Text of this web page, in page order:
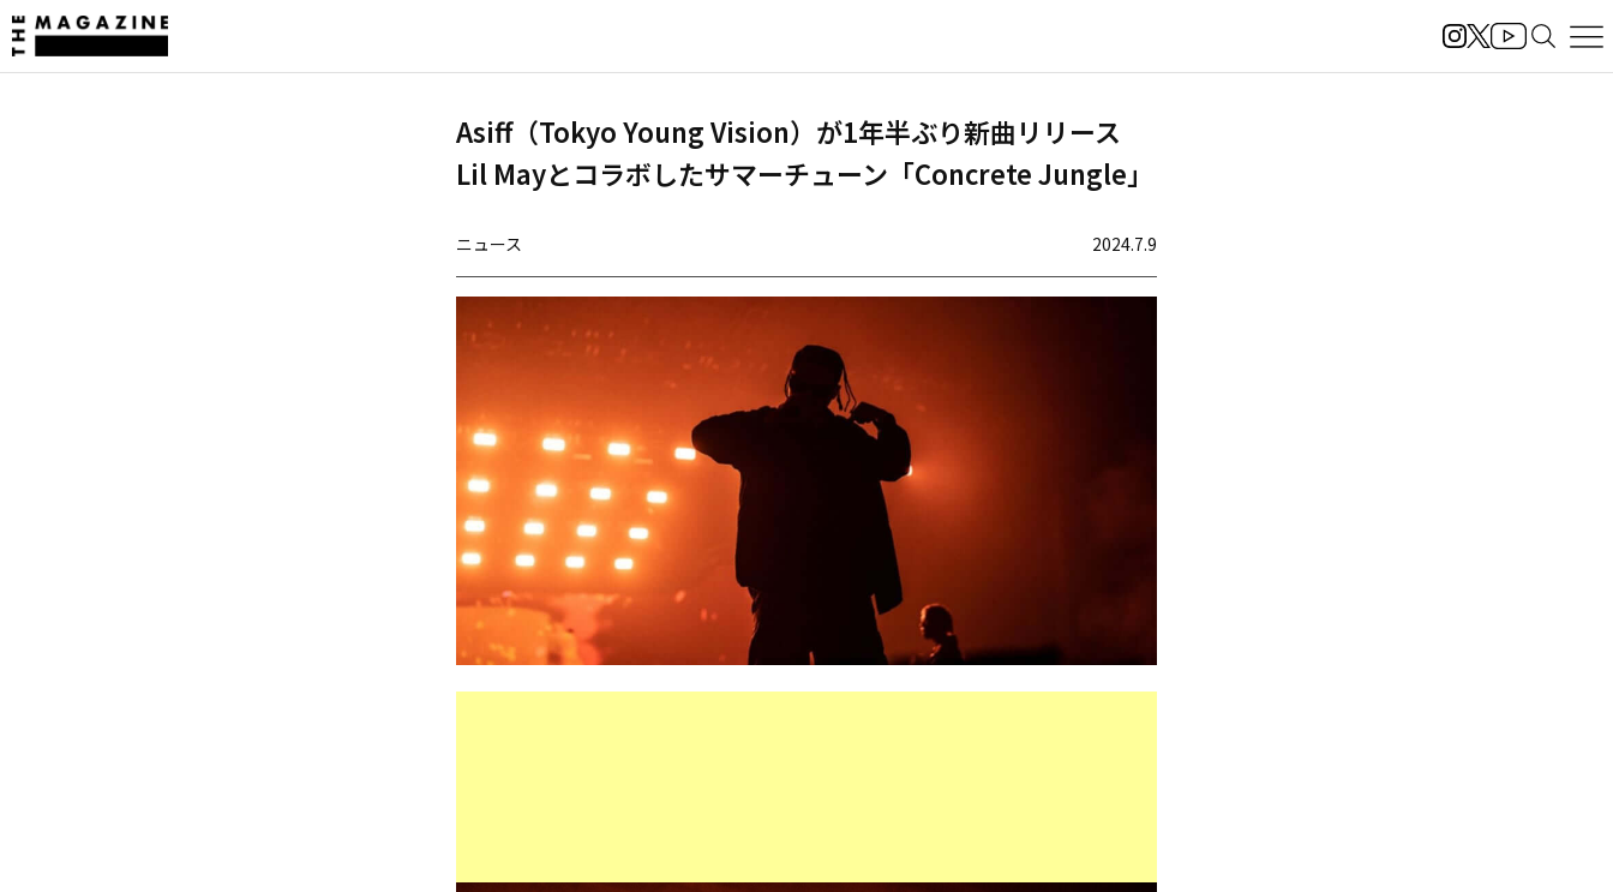
Asiff（Tokyo Young Vision）が1年半ぶり新曲リリース
Lil Mayとコラボしたサマーチューン「Concrete Jungle」
ニュース 2024.7.9